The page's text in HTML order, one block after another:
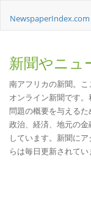
NewspaperIndex.com
新聞やニュ
南アフリカの新聞。
オンライン新聞です
問題の概要を与えるた
政治、経済、地元の
しています。新聞に
らは毎日更新されてい